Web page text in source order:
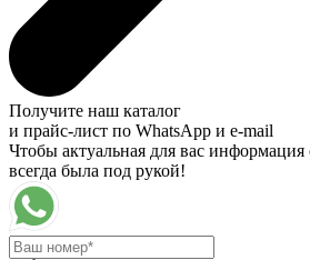
Получите наш каталог
и прайс-лист по WhatsApp и e-mail
Чтобы актуальная для вас информация
всегда была под рукой!